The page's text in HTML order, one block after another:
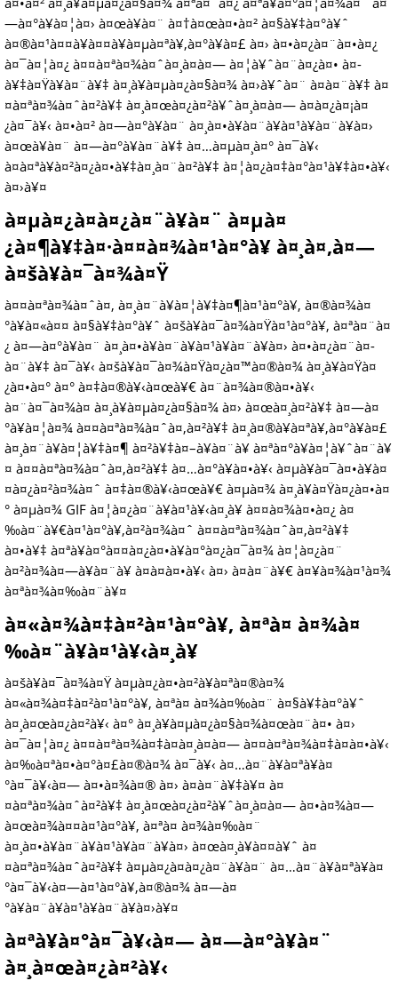
—à¤°à¥à¤¦à¤› à¤œà¥à¤¨ à¤†à¤œà¤•à¤² à¤§à¥‡à¤°à¥ˆ
à¤®à¤¹à¤¤à¥à¤¤à¥à¤µà¤ªà¥‚à¤°à¥à¤£ à¤› à¤•à¤¿à¤¨à¤•à¤¿
à¤¯à¤¦à¤¿ à¤¤à¤ªà¤¾à¤ˆà¤¸à¤à¤— à¤¦à¥ˆà¤¨à¤¿à¤• à¤­
à¥‡à¤Ÿà¥à¤¨à¥‡ à¤¸à¥à¤µà¤¿à¤§à¤¾ à¤›à¥ˆà¤¨ à¤­à¤¨à¥‡ à¤
¤à¤ªà¤¾à¤ˆà¤²à¥‡ à¤¸à¤œà¤¿à¤²à¥ˆà¤¸à¤à¤— à¤­à¤¿à¤¡à¤
¿à¤¯à¥‹ à¤•à¤² à¤—à¤°à¥à¤¨ à¤¸à¤•à¥à¤¨à¥à¤¹à¥à¤¨à¥à¤›
à¤œà¥à¤¨ à¤—à¤°à¥à¤¨à¥‡ à¤…à¤µà¤¸à¤° à¤¯à¥‹
à¤à¤ªà¥à¤²à¤¿à¤•à¥‡à¤¸à¤¨à¤²à¥‡ à¤¦à¤¿à¤‡à¤°à¤¹à¥‡à¤•à¥‹
à¤›à¥¤
à¤µà¤¿à¤­à¤¿à¤¨à¥à¤¨ à¤µà¤
¿à¤¶à¥‡à¤·à¤¤à¤¾à¤¹à¤°à¥ à¤¸à¤‚à¤—
à¤šà¥à¤¯à¤¾à¤Ÿ
à¤¤à¤ªà¤¾à¤ˆà¤‚ à¤¸à¤¨à¥à¤¦à¥‡à¤¶à¤¹à¤°à¥‚ à¤®à¤¾à¤
°à¥à¤«à¤¤ à¤§à¥‡à¤°à¥ˆ à¤šà¥à¤¯à¤¾à¤Ÿà¤¹à¤°à¥‚ à¤ªà¤¨à¤
¿ à¤—à¤°à¥à¤¨ à¤¸à¤•à¥à¤¨à¥à¤¹à¥à¤¨à¥à¤› à¤•à¤¿à¤¨à¤­
à¤¨à¥‡ à¤¯à¥‹ à¤šà¥à¤¯à¤¾à¤Ÿà¤¿à¤™à¤®à¤¾ à¤¸à¥à¤Ÿà¤
¿à¤•à¤° à¤° à¤‡à¤®à¥‹à¤œà¥€ à¤¨à¤¾à¤®à¤•à¥‹
à¤¨à¤¯à¤¾à¤ à¤¸à¥à¤µà¤¿à¤§à¤¾ à¤› à¤œà¤¸à¤²à¥‡ à¤—à¤
°à¥à¤¦à¤¾ à¤¤à¤ªà¤¾à¤ˆà¤‚à¤²à¥‡ à¤¸à¤®à¥à¤ªà¥‚à¤°à¥à¤£
à¤¸à¤¨à¥à¤¦à¥‡à¤¶ à¤²à¥‡à¤–à¥à¤¨à¥ à¤ªà¤°à¥à¤¦à¥ˆà¤¨à¥
¤ à¤¤à¤ªà¤¾à¤ˆà¤‚à¤²à¥‡ à¤…à¤°à¥à¤•à¥‹ à¤µà¥à¤¯à¤•à¥à¤
¤à¤¿à¤²à¤¾à¤ˆ à¤‡à¤®à¥‹à¤œà¥€ à¤µà¤¾ à¤¸à¥à¤Ÿà¤¿à¤•à¤
° à¤µà¤¾ GIF à¤¦à¤¿à¤¨à¥à¤¹à¥‹à¤¸à¥ à¤¤à¤¾à¤•à¤¿ à¤
‰à¤¨à¥€à¤¹à¤°à¥‚à¤²à¤¾à¤ˆ à¤¤à¤ªà¤¾à¤ˆà¤‚à¤²à¥‡
à¤•à¥‡ à¤ªà¥à¤°à¤¤à¤¿à¤•à¥à¤°à¤¿à¤¯à¤¾ à¤¦à¤¿à¤¨
à¤²à¤¾à¤—à¥à¤¨à¥ à¤­à¤à¤•à¥‹ à¤› à¤­à¤¨à¥€ à¤¥à¤¾à¤¹à¤¾
à¤ªà¤¾à¤‰à¤¨à¥¤
à¤«à¤¾à¤‡à¤²à¤¹à¤°à¥‚ à¤ªà¤ à¤¾à¤
‰à¤¨à¥à¤¹à¥‹à¤¸à¥
à¤šà¥à¤¯à¤¾à¤Ÿ à¤µà¤¿à¤•à¤²à¥à¤ªà¤®à¤¾
à¤«à¤¾à¤‡à¤²à¤¹à¤°à¥‚ à¤ªà¤ à¤¾à¤‰à¤¨ à¤§à¥‡à¤°à¥ˆ
à¤¸à¤œà¤¿à¤²à¥‹ à¤° à¤¸à¥à¤µà¤¿à¤§à¤¾à¤œà¤¨à¤• à¤›
à¤¯à¤¦à¤¿ à¤¤à¤ªà¤¾à¤‡à¤à¤¸à¤à¤— à¤¤à¤ªà¤¾à¤‡à¤à¤•à¥‹
à¤‰à¤ªà¤•à¤°à¤£à¤®à¤¾ à¤¯à¥‹ à¤…à¤¨à¥à¤ªà¥à¤
°à¤¯à¥‹à¤— à¤•à¤¾à¤® à¤› à¤­à¤¨à¥‡à¥¤ à¤
¤à¤ªà¤¾à¤ˆà¤²à¥‡ à¤¸à¤œà¤¿à¤²à¥ˆà¤¸à¤à¤— à¤•à¤¾à¤—
à¤œà¤¾à¤¤à¤¹à¤°à¥‚ à¤ªà¤ à¤¾à¤‰à¤¨
à¤¸à¤•à¥à¤¨à¥à¤¹à¥à¤¨à¥à¤› à¤œà¤¸à¥à¤¤à¥ˆ à¤
¤à¤ªà¤¾à¤ˆà¤²à¥‡ à¤µà¤¿à¤­à¤¿à¤¨à¥à¤¨ à¤…à¤¨à¥à¤ªà¥à¤
°à¤¯à¥‹à¤—à¤¹à¤°à¥‚à¤®à¤¾ à¤—à¤
°à¥à¤¨à¥à¤¹à¥à¤¨à¥à¤›à¥¤
à¤ªà¥à¤°à¤¯à¥‹à¤— à¤—à¤°à¥à¤¨
à¤¸à¤œà¤¿à¤²à¥‹